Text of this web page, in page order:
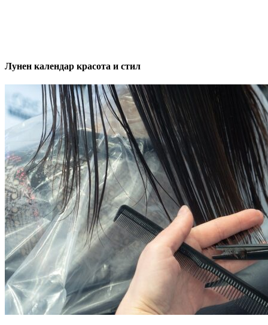
Лунен календар красота и стил